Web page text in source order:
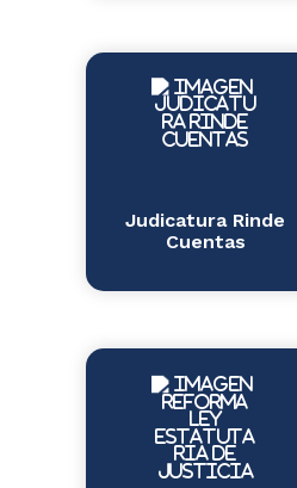
Judicatura Rinde
Cuentas